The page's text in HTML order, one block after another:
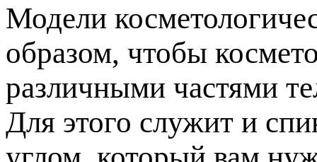
Модели
образом, чтобы
различными частями
Для этого служит и